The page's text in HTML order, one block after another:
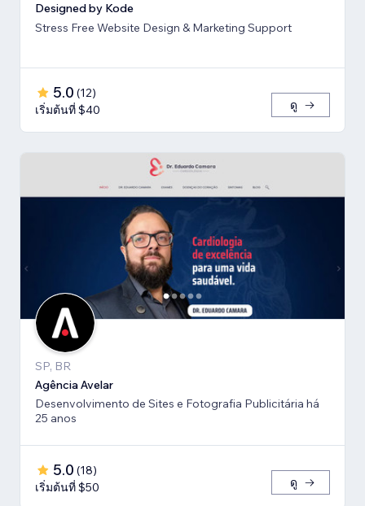
Designed by Kode
Stress Free Website Design & Marketing Support
5.0 (12)
เริ่มต้นที่ $40
ดู
SP, BR
Agência Avelar
Desenvolvimento de Sites e Fotografia Publicitária há
25 anos
5.0 (18)
เริ่มต้นที่ $50
ดู